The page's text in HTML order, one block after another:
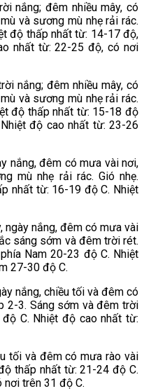
nắng; đêm nhiều mây, có
và sương mù nhẹ rải rác.
độ thấp nhất từ: 14-17 độ,
nhất từ: 22-25 độ, có nơi
nắng; đêm nhiều mây, có
và sương mù nhẹ rải rác.
độ thấp nhất từ: 15-18 độ
độ cao nhất từ: 23-26
nắng, đêm có mưa vài nơi,
mù nhẹ rải rác. Gió nhẹ.
nhất từ: 16-19 độ C. Nhiệt
ngày nắng, đêm có mưa vài
sáng sớm và đêm trời rét.
Nam 20-23 độ C. Nhiệt
27-30 độ C.
nắng, chiều tối và đêm có
2-3. Sáng sớm và đêm trời
C. Nhiệt độ cao nhất từ:
tối và đêm có mưa rào vài
thấp nhất từ: 21-24 độ C.
nơi trên 31 độ C.